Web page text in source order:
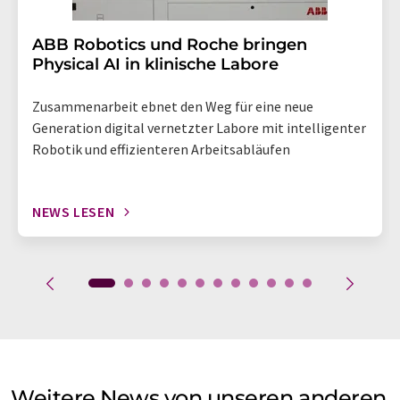
​​​​​​​ABB Robotics und Roche bringen
Physical AI in klinische Labore
Zusammenarbeit ebnet den Weg für eine neue
Generation digital vernetzter Labore mit intelligenter
Robotik und effizienteren Arbeitsabläufen
NEWS LESEN